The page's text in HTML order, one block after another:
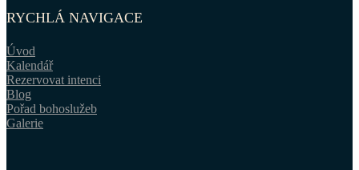
RYCHLÁ NAVIGACE
Úvod
Kalendář
Rezervovat intenci
Blog
Pořad bohoslužeb
Galerie